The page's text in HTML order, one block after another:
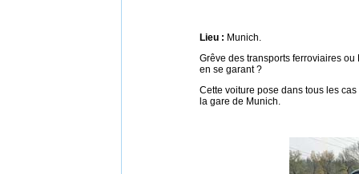
Lieu : Munich.
Grêve des transports ferroviaires
en se garant ?
Cette voiture pose dans tous les
la gare de Munich.